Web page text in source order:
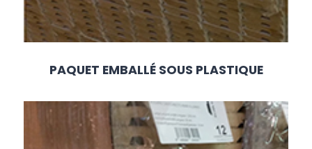
PAQUET EMBALLÉ SOUS PLASTIQUE